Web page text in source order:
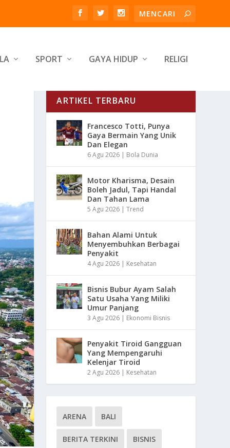
SPORT GAYA HIDUP RELIGI
ARTIKEL TERBARU
Francesco Totti, Punya
Gaya Bermain Yang Unik
Dan Elegan
6 Agu 2026 | Bola Dunia
Motor Kharisma, Desain
Boleh Jadul, Tapi Handal
Dan Tahan Lama
5 Agu 2026 |Trend
Bahan Alami Untuk
Menyembuhkan Berbagai
Penyakit
4 Agu 2026 | Kesehatan
Bisnis Bubur Ayam Salah
Satu Usaha Yang Miliki
Umur Panjang
3 Agu 2026 | Ekonomi Bisnis
Penyakit Tiroid Gangguan
Yang Mempengaruhi
Kelenjar Tiroid
2 Agu 2026 | Kesehatan
ARENA BALI
BERITA TERKINI BISNIS